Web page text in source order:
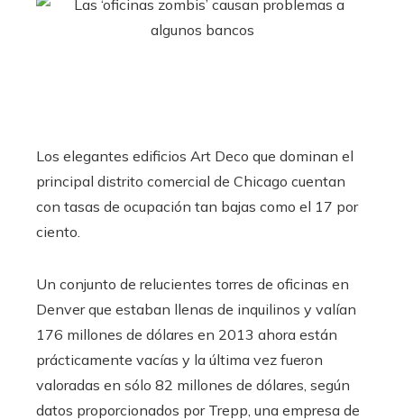
Los elegantes edificios Art Deco que dominan el
principal distrito comercial de Chicago cuentan
con tasas de ocupación tan bajas como el 17 por
ciento.
Un conjunto de relucientes torres de oficinas en
Denver que estaban llenas de inquilinos y valían
176 millones de dólares en 2013 ahora están
prácticamente vacías y la última vez fueron
valoradas en sólo 82 millones de dólares, según
datos proporcionados por Trepp, una empresa de